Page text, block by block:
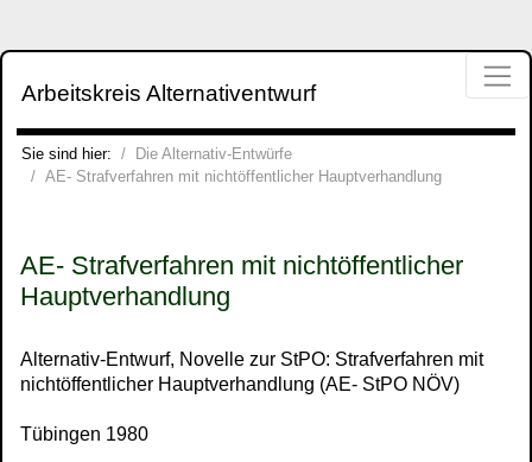
Direkt zur Hauptnavigation springen
Direkt zum Inhalt springen
Jump to sub navigation
Arbeitskreis Alternativentwurf
Sie sind hier: Die Alternativ-Entwürfe
Die Alternativ-Entwürfe
AE- Strafverfahren mit nichtöffentlicher Hauptverhandlung
AE- Strafverfahren mit nichtöffentlicher
Hauptverhandlung
Alternativ-Entwurf, Novelle zur StPO: Strafverfahren mit
nichtöffentlicher Hauptverhandlung (AE- StPO NÖV)
Tübingen 1980